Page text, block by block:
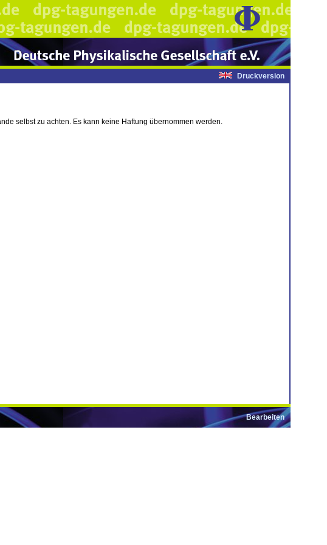
Druckversion
selbst zu achten. Es kann keine Haftung übernommen werden.
Bearbeiten